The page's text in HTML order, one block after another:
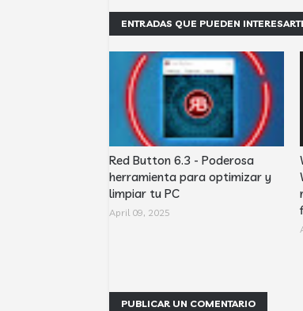
ENTRADAS QUE PUEDEN
Red Button 6.3 - Poderosa
herramienta para optimizar y
limpiar tu PC
April 09, 2025
PUBLICAR UN COMENTARIO